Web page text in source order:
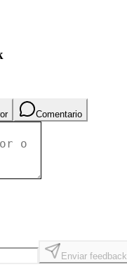
Comentario
Enviar feedback